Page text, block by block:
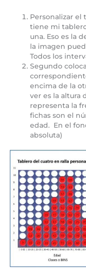
Personalizar el
tiene mi
una. Eso es la
la imagen
Todos los
Segundo
encima de la
ver es la altura
representa la
fichas son el
edad. En el
absoluta)